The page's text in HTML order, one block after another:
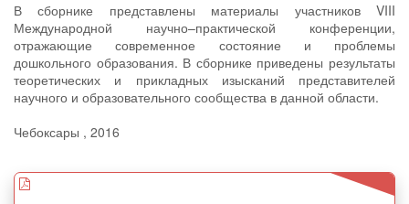
В сборнике представлены материалы участников VIII
Международной научно–практической конференции,
отражающие современное состояние и проблемы
дошкольного образования. В сборнике приведены результаты
теоретических и прикладных изысканий представителей
научного и образовательного сообщества в данной области.
Чебоксары , 2016